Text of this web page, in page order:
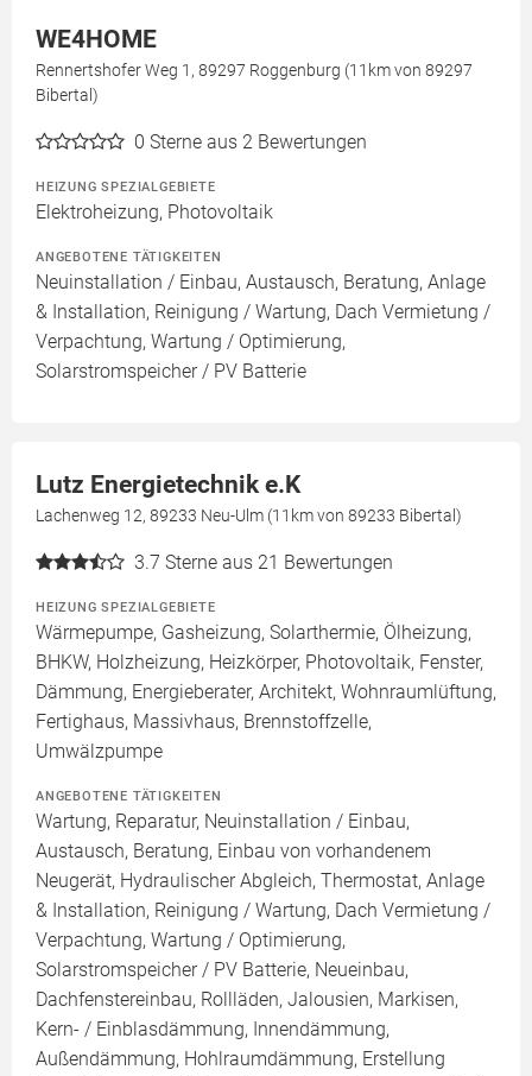
WE4HOME
Rennertshofer Weg 1, 89297 Roggenburg (11km von 89297
Bibertal)
0 Sterne aus 2 Bewertungen
HEIZUNG SPEZIALGEBIETE
Elektroheizung, Photovoltaik
ANGEBOTENE TÄTIGKEITEN
Neuinstallation / Einbau, Austausch, Beratung, Anlage
& Installation, Reinigung / Wartung, Dach Vermietung /
Verpachtung, Wartung / Optimierung,
Solarstromspeicher / PV Batterie
Lutz Energietechnik e.K
Lachenweg 12, 89233 Neu-Ulm (11km von 89233 Bibertal)
3.7 Sterne aus 21 Bewertungen
HEIZUNG SPEZIALGEBIETE
Wärmepumpe, Gasheizung, Solarthermie, Ölheizung,
BHKW, Holzheizung, Heizkörper, Photovoltaik, Fenster,
Dämmung, Energieberater, Architekt, Wohnraumlüftung,
Fertighaus, Massivhaus, Brennstoffzelle,
Umwälzpumpe
ANGEBOTENE TÄTIGKEITEN
Wartung, Reparatur, Neuinstallation / Einbau,
Austausch, Beratung, Einbau von vorhandenem
Neugerät, Hydraulischer Abgleich, Thermostat, Anlage
& Installation, Reinigung / Wartung, Dach Vermietung /
Verpachtung, Wartung / Optimierung,
Solarstromspeicher / PV Batterie, Neueinbau,
Dachfenstereinbau, Rollläden, Jalousien, Markisen,
Kern- / Einblasdämmung, Innendämmung,
Außendämmung, Hohlraumdämmung, Erstellung